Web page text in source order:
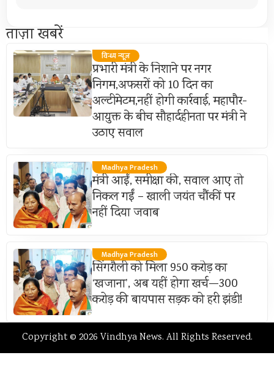
ताज़ा खबरें
विन्ध्य न्यूज़
प्रभारी मंत्री के निशाने पर नगर
निगम,अफसरों को 10 दिन का
अल्टीमेटम,नहीं होगी कार्रवाई, महापौर-
आयुक्त के बीच सौहार्दहीनता पर मंत्री ने
उठाए सवाल
Madhya Pradesh
मंत्री आईं, समीक्षा की, सवाल आए तो
निकल गईं – खाली जयंत चौंकीं पर
नहीं दिया जवाब
Madhya Pradesh
सिंगरौली को मिला 950 करोड़ का
‘खजाना’, अब यहीं होगा खर्च—300
करोड़ की बायपास सड़क को हरी झंडी!
Copyright © 2026 Vindhya News. All Rights Reserved.